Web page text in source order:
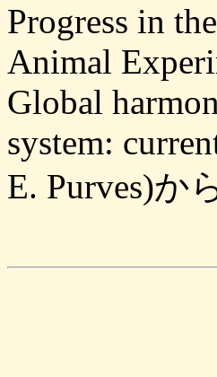
Progress in
Animal
Global
system:
E. Purves)か